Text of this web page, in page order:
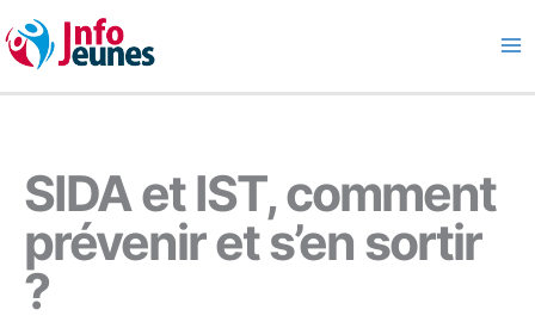
au
contenu
SIDA et IST, comment
prévenir et s’en sortir
?